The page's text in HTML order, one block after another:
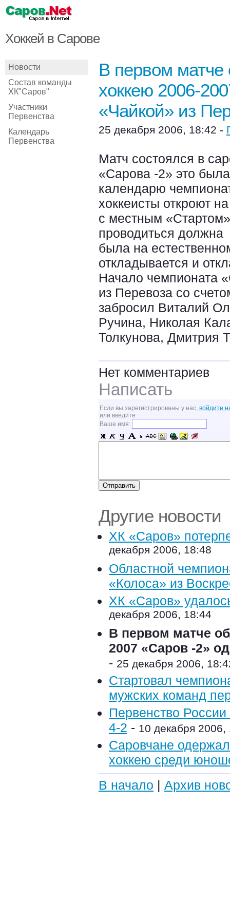
Хоккей в Сарове
Новости
Состав команды
ХК"Саров"
Участники
Первенства
Календарь
Первенства
В первом матче
хоккею 2006-
«Чайкой» из
25 декабря 2006, 18:42 -
Матч состоялся в
«Сарова -2» это
календарю
хоккеисты откроют
с местным
проводиться должна
была на
откладывается и
Начало чемпионата
из Перевоза со
забросил Виталий
Ручина, Николая
Толкунова, Дмитрия
Нет комментариев
Написать
Если вы зарегистрированы у нас, войдите
или введите
Ваше имя:
Другие новости
ХК «Саров»
декабря 2006, 18:48
Областной
«Колоса» из
ХК «Саров»
декабря 2006, 18:44
В первом матче
2007 «Саров -2»
- 25 декабря 2006,
Стартовал
мужских команд
Первенство
4-2 - 10 декабря 2006,
Саровчане
хоккею среди
В начало | Архив